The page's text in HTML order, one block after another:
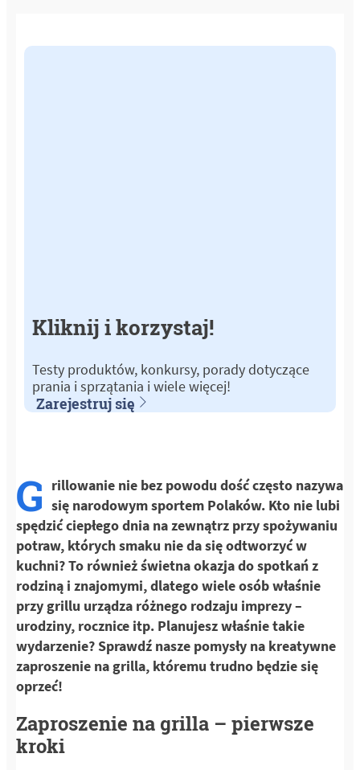
Kliknij i korzystaj!
Testy produktów, konkursy, porady dotyczące
prania i sprzątania i wiele więcej!
Zarejestruj się
G rillowanie nie bez powodu dość często nazywa
się narodowym sportem Polaków. Kto nie lubi
spędzić ciepłego dnia na zewnątrz przy spożywaniu
potraw, których smaku nie da się odtworzyć w
kuchni? To również świetna okazja do spotkań z
rodziną i znajomymi, dlatego wiele osób właśnie
przy grillu urządza różnego rodzaju imprezy –
urodziny, rocznice itp. Planujesz właśnie takie
wydarzenie? Sprawdź nasze pomysły na kreatywne
zaproszenie na grilla, któremu trudno będzie się
oprzeć!
Zaproszenie na grilla – pierwsze
kroki